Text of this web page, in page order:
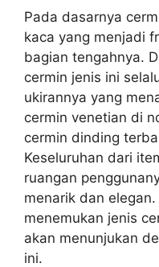
Pada dasarnya
kaca yang menjadi
bagian tengahnya.
cermin jenis ini
ukirannya yang
cermin venetian di
cermin dinding
Keseluruhan dari
ruangan
menarik dan
menemukan jenis
akan menunjukan
ini.